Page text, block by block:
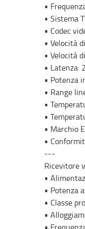
•
• Sistema
• Codec
• Velocità
• Velocità
• Latenza:
• Potenza
• Range
•
•
• Marchio
•
---
Ricevitore
•
• Potenza
• Classe
•